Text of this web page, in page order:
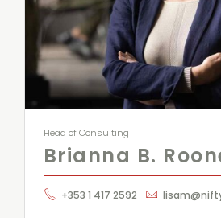
Head of Consulting
Brianna B.
+353 1 417 2592